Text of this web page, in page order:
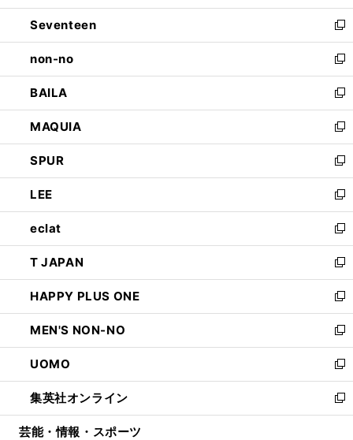
開
く
ウ
で
開
く
ン
ド
ウ
で
開
く
Seventeen
新
し
い
ウ
ィ
ン
ド
ウ
で
開
く
non-no
新
し
い
ウ
ィ
ン
ド
ウ
で
開
く
BAILA
新
し
い
ウ
ィ
ン
ド
ウ
で
開
く
MAQUIA
新
し
い
ウ
ィ
ン
ド
ウ
で
開
く
SPUR
新
し
い
ウ
ィ
ン
ド
ウ
で
開
く
LEE
新
し
い
ウ
ィ
ン
ド
ウ
で
開
く
eclat
新
し
い
ウ
ィ
ン
ド
ウ
で
開
く
T JAPAN
新
し
い
ウ
ィ
ン
ド
ウ
で
開
HAPPY PLUS ONE
新
し
い
ウ
ィ
ン
ド
ウ
MEN'S NON-NO
新
し
い
ウ
ィ
ン
UOMO
新
し
い
ウ
集英社オンライン
新
し
芸能・情報・スポーツ